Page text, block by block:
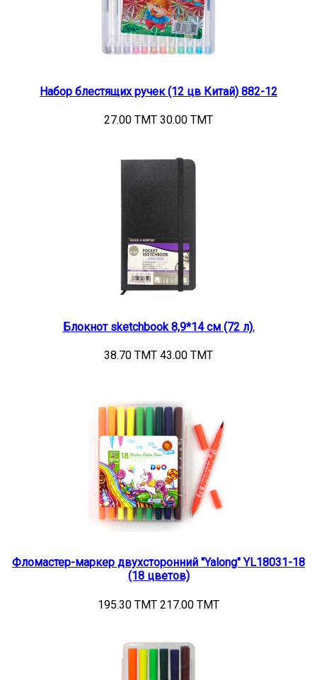
Набор блестящих ручек (12 цв Китай) 882-12
27.00 TMT 30.00 TMT
Блокнот sketchbook 8,9*14 см (72 л).
38.70 TMT 43.00 TMT
Фломастер-маркер двухсторонний "Yalong" YL18031-18
(18 цветов)
195.30 TMT 217.00 TMT